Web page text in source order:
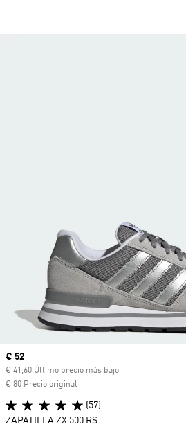
Precio actual
€ 52
€ 41,60 Último precio más bajo
€ 80 Precio original
(57)
ZAPATILLA ZX 500 RS